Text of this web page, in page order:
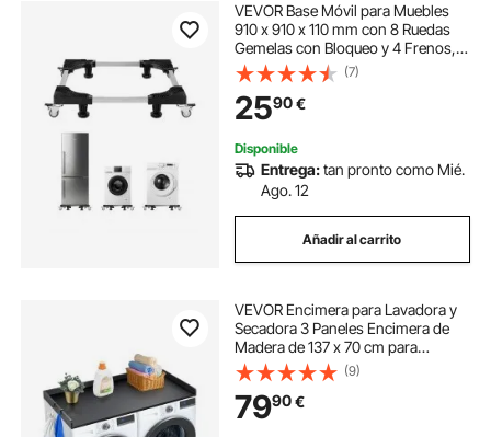
VEVOR Base Móvil para Muebles
910 x 910 x 110 mm con 8 Ruedas
Gemelas con Bloqueo y 4 Frenos,
Capacidad de Carga de 500 kg,
Plataforma Rodante Ajustable de
698,5-899,16 mm para Lavadora,
Frigorífico
(7)
2590€
Disponible
Entrega:tan pronto como Mié.
Ago. 12
Añadir al carrito
VEVOR Encimera para Lavadora y
Secadora 3 Paneles Encimera de
Madera de 137 x 70 cm para
Lavadora y Secadora con
Almohadillas Antideslizantes para
Organización Almacenamiento de
Lavandería, Negro
(9)
7990€